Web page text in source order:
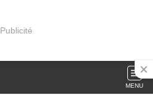
Publicité
MENU